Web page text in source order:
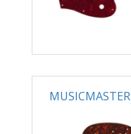
MUSICMASTER